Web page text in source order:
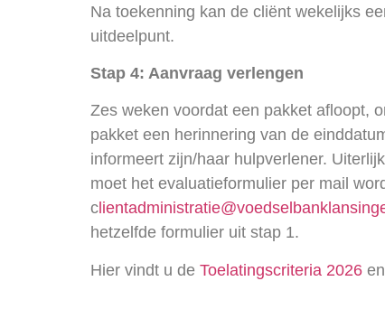
Na toekenning kan de cliënt wekelijks
uitdeelpunt.
Stap 4: Aanvraag verlengen
Zes weken voordat een pakket afloopt,
pakket een herinnering van de
informeert zijn/haar hulpverlener.
moet het evaluatieformulier per mail
c
hetzelfde formulier uit stap 1.
Hier vindt u de Toelatingscriteria 2026